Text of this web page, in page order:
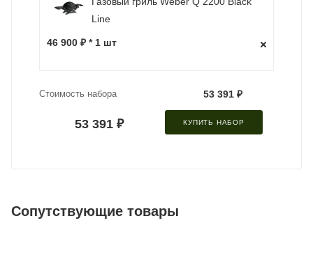
Line
46 900 ₽ * 1 шт
Стоимость набора 53 391 ₽
53 391 ₽ КУПИТЬ НАБОР
Сопутствующие товары